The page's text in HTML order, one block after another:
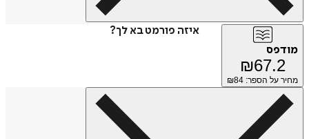
איזה פורמט בא לך?
מודפס
₪67.2
מחיר על הספר: ₪ 84